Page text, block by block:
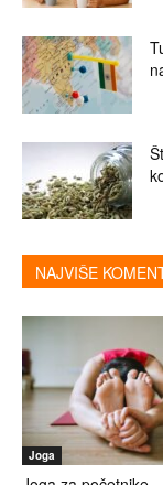
NAJVIŠE
Joga